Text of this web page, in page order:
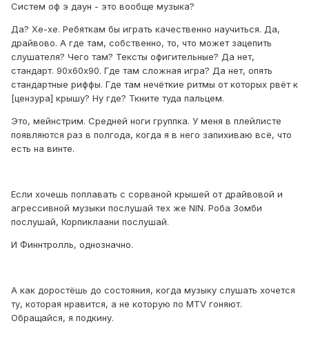
Систем оф э даун - это вообще музыка?
Да? Хе-хе. Ребяткам бы играть качественно научиться. Да,
драйвово. А где там, собственно, то, что может зацепить
слушателя? Чего там? Тексты офигительные? Да нет,
стандарт. 90х60х90. Где там сложная игра? Да нет, опять
стандартные риффы. Где там нечёткие ритмы от которых рвёт к
[цензура] крышу? Ну где? Ткните туда пальцем.
Это, мейнстрим. Средней ноги группка. У меня в плейлисте
появляются раз в полгода, когда я в него запихиваю всё, что
есть на винте.
Если хочешь поплавать с сорваной крышей от драйвовой и
агрессивной музыки послушай тех же NIN. Роба Зомби
послушай, Корпиклаани послушай.
И Финнтролль, однозначно.
А как доростёшь до состояния, когда музыку слушать хочется
ту, которая нравится, а не которую по MTV гоняют.
Обращайся, я подкину.